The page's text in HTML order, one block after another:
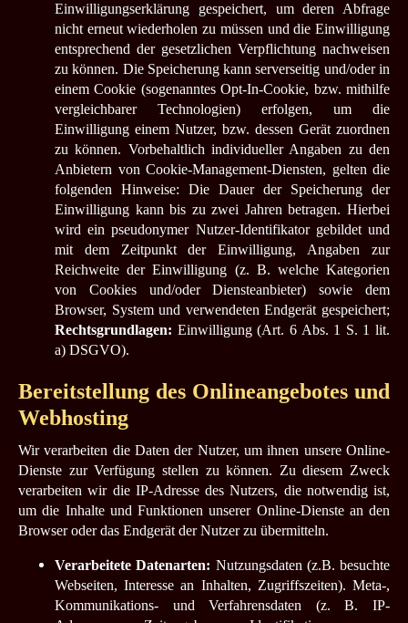
Einwilligungserklärung gespeichert, um deren Abfrage
nicht erneut wiederholen zu müssen und die Einwilligung
entsprechend der gesetzlichen Verpflichtung nachweisen
zu können. Die Speicherung kann serverseitig und/oder in
einem Cookie (sogenanntes Opt-In-Cookie, bzw. mithilfe
vergleichbarer Technologien) erfolgen, um die
Einwilligung einem Nutzer, bzw. dessen Gerät zuordnen
zu können. Vorbehaltlich individueller Angaben zu den
Anbietern von Cookie-Management-Diensten, gelten die
folgenden Hinweise: Die Dauer der Speicherung der
Einwilligung kann bis zu zwei Jahren betragen. Hierbei
wird ein pseudonymer Nutzer-Identifikator gebildet und
mit dem Zeitpunkt der Einwilligung, Angaben zur
Reichweite der Einwilligung (z. B. welche Kategorien
von Cookies und/oder Diensteanbieter) sowie dem
Browser, System und verwendeten Endgerät gespeichert;
Rechtsgrundlagen: Einwilligung (Art. 6 Abs. 1 S. 1 lit.
a) DSGVO).
Bereitstellung des Onlineangebotes und
Webhosting
Wir verarbeiten die Daten der Nutzer, um ihnen unsere Online-
Dienste zur Verfügung stellen zu können. Zu diesem Zweck
verarbeiten wir die IP-Adresse des Nutzers, die notwendig ist,
um die Inhalte und Funktionen unserer Online-Dienste an den
Browser oder das Endgerät der Nutzer zu übermitteln.
Verarbeitete Datenarten: Nutzungsdaten (z.B. besuchte
Webseiten, Interesse an Inhalten, Zugriffszeiten). Meta-,
Kommunikations- und Verfahrensdaten (z. B. IP-